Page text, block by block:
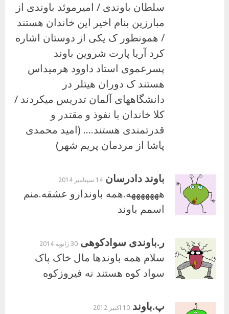
سلطان باوندی / امیرموئد باوندی از
مبارزین بنام اخیر این خاندان هستند
/ همونطور ک یکی از دوستان اشاره
کرد آریا پارت شروین باوند
پسرعموی استاد داوود هرمیداس
هستند ک دوران هیتلر در
دانشگاههای آلمان تدریس میکردند /
کلا خاندان با نفوذ و مقتدر و
قدرتمندی هستند…. (امید محمدی
پاشا از مردمان پریم شهر)
باوند دادرسان 14 سپتامبر 2014
هههههههه.همه باوندارو عشقه.منم
اسمم باوند
ر.باوندی سوادکوهی 30 ژانویه 2014
سلام همه باوندها مال خاک پاک
سواد کوه هستند نه فیروزکوه
پ.باوند 10 اکتبر 2012